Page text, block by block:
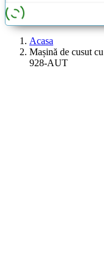
Acasa
Mașină de cusut
928-AUT